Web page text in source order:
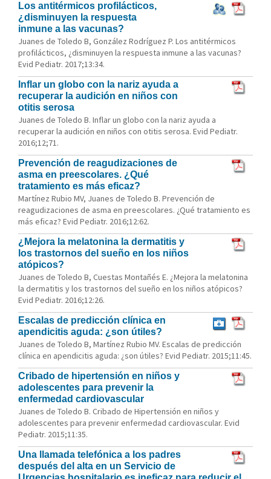
Los antitérmicos profilácticos,
¿disminuyen la respuesta
inmune a las vacunas?
Juanes de Toledo B, González Rodríguez P. Los antitérmicos
profilácticos, ¿disminuyen la respuesta inmune a las vacunas?
Evid Pediatr. 2017;13:34.
Inflar un globo con la nariz ayuda a
recuperar la audición en niños con
otitis serosa
Juanes de Toledo B. Inflar un globo con la nariz ayuda a
recuperar la audición en niños con otitis serosa. Evid Pediatr.
2016;12;71.
Prevención de reagudizaciones de
asma en preescolares. ¿Qué
tratamiento es más eficaz?
Martínez Rubio MV, Juanes de Toledo B. Prevención de
reagudizaciones de asma en preescolares. ¿Qué tratamiento es
más eficaz? Evid Pediatr. 2016;12:62.
¿Mejora la melatonina la dermatitis y
los trastornos del sueño en los niños
atópicos?
Juanes de Toledo B, Cuestas Montañés E. ¿Mejora la melatonina
la dermatitis y los trastornos del sueño en los niños atópicos?
Evid Pediatr. 2016;12:26.
Escalas de predicción clínica en
apendicitis aguda: ¿son útiles?
Juanes de Toledo B, Martínez Rubio MV. Escalas de predicción
clínica en apendicitis aguda: ¿son útiles? Evid Pediatr. 2015;11:45.
Cribado de hipertensión en niños y
adolescentes para prevenir la
enfermedad cardiovascular
Juanes de Toledo B. Cribado de Hipertensión en niños y
adolescentes para prevenir enfermedad cardiovascular. Evid
Pediatr. 2015;11:35.
Una llamada telefónica a los padres
después del alta en un Servicio de